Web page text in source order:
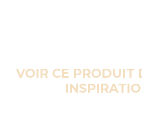
VOIR CE PRODUIT